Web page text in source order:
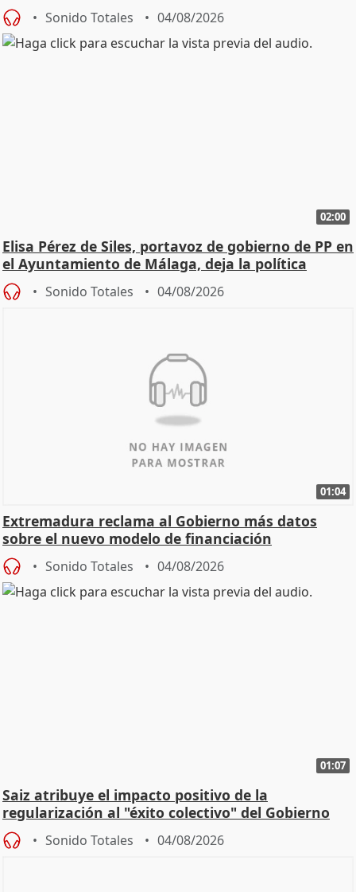
Sonido Totales 04/08/2026
02:00
Elisa Pérez de Siles, portavoz de gobierno de PP en
el Ayuntamiento de Málaga, deja la política
Sonido Totales 04/08/2026
01:04
Extremadura reclama al Gobierno más datos
sobre el nuevo modelo de financiación
Sonido Totales 04/08/2026
01:07
Saiz atribuye el impacto positivo de la
regularización al "éxito colectivo" del Gobierno
Sonido Totales 04/08/2026